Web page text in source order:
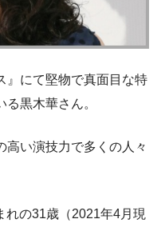
』にて堅物で真面目な特
黒木華さん。
高い演技力で多くの人々
れの31歳（2021年4月現